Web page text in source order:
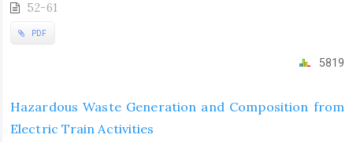
52-61
PDF
5819
Hazardous Waste Generation and Composition from
Electric Train Activities